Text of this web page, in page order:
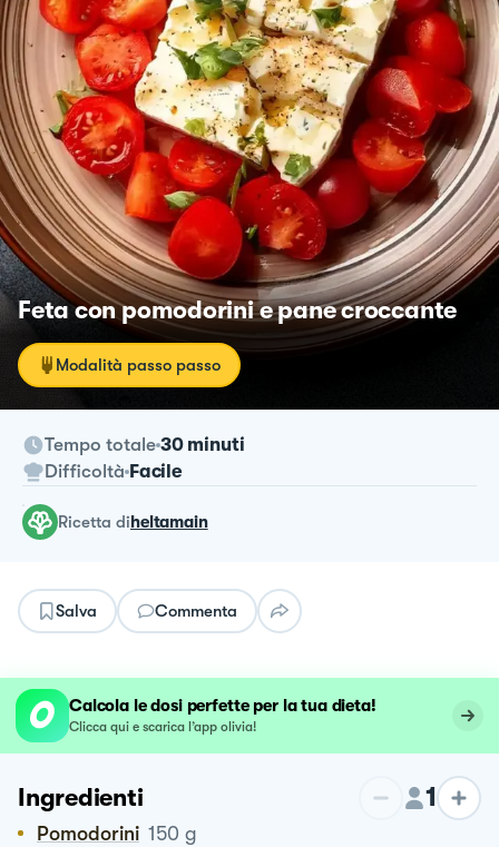
Feta con pomodorini e pane croccante
Modalità passo passo
Tempo totale 30 minuti
Difficoltà Facile
ricetta diheltamain
Salva Commenta
Calcola le dosi perfette per la tua dieta!
Clicca qui e scarica l’app olivia!
Ingredienti 1
Pomodorini 150 g